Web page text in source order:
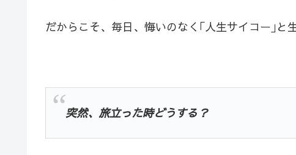
だからこそ、毎日、悔いのなく｢人生サイコー｣と
突然、旅立った時どうする？